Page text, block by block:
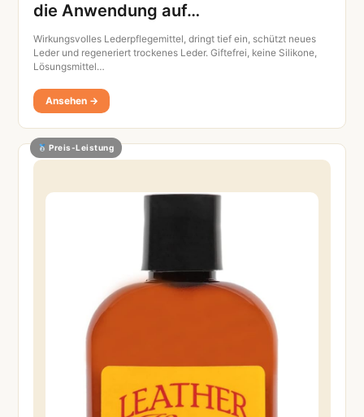
die Anwendung auf…
Wirkungsvolles Lederpflegemittel, dringt tief ein, schützt neues
Leder und regeneriert trockenes Leder. Giftefrei, keine Silikone,
Lösungsmittel…
Ansehen →
Preis-Leistung